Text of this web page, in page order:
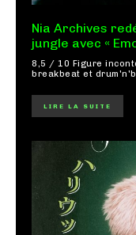
Nia Archives
jungle avec «
8,5 / 10 Figure incontournable du renouveau de la scène
breakbeat et
LIRE LA SUITE